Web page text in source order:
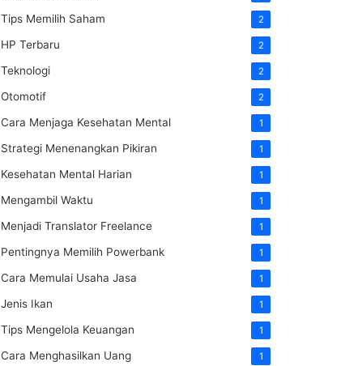
Tips Memilih Saham 2
HP Terbaru 2
Teknologi 2
Otomotif 2
Cara Menjaga Kesehatan Mental 1
Strategi Menenangkan Pikiran 1
Kesehatan Mental Harian 1
Mengambil Waktu 1
Menjadi Translator Freelance 1
Pentingnya Memilih Powerbank 1
Cara Memulai Usaha Jasa 1
Jenis Ikan 1
Tips Mengelola Keuangan 1
Cara Menghasilkan Uang 1